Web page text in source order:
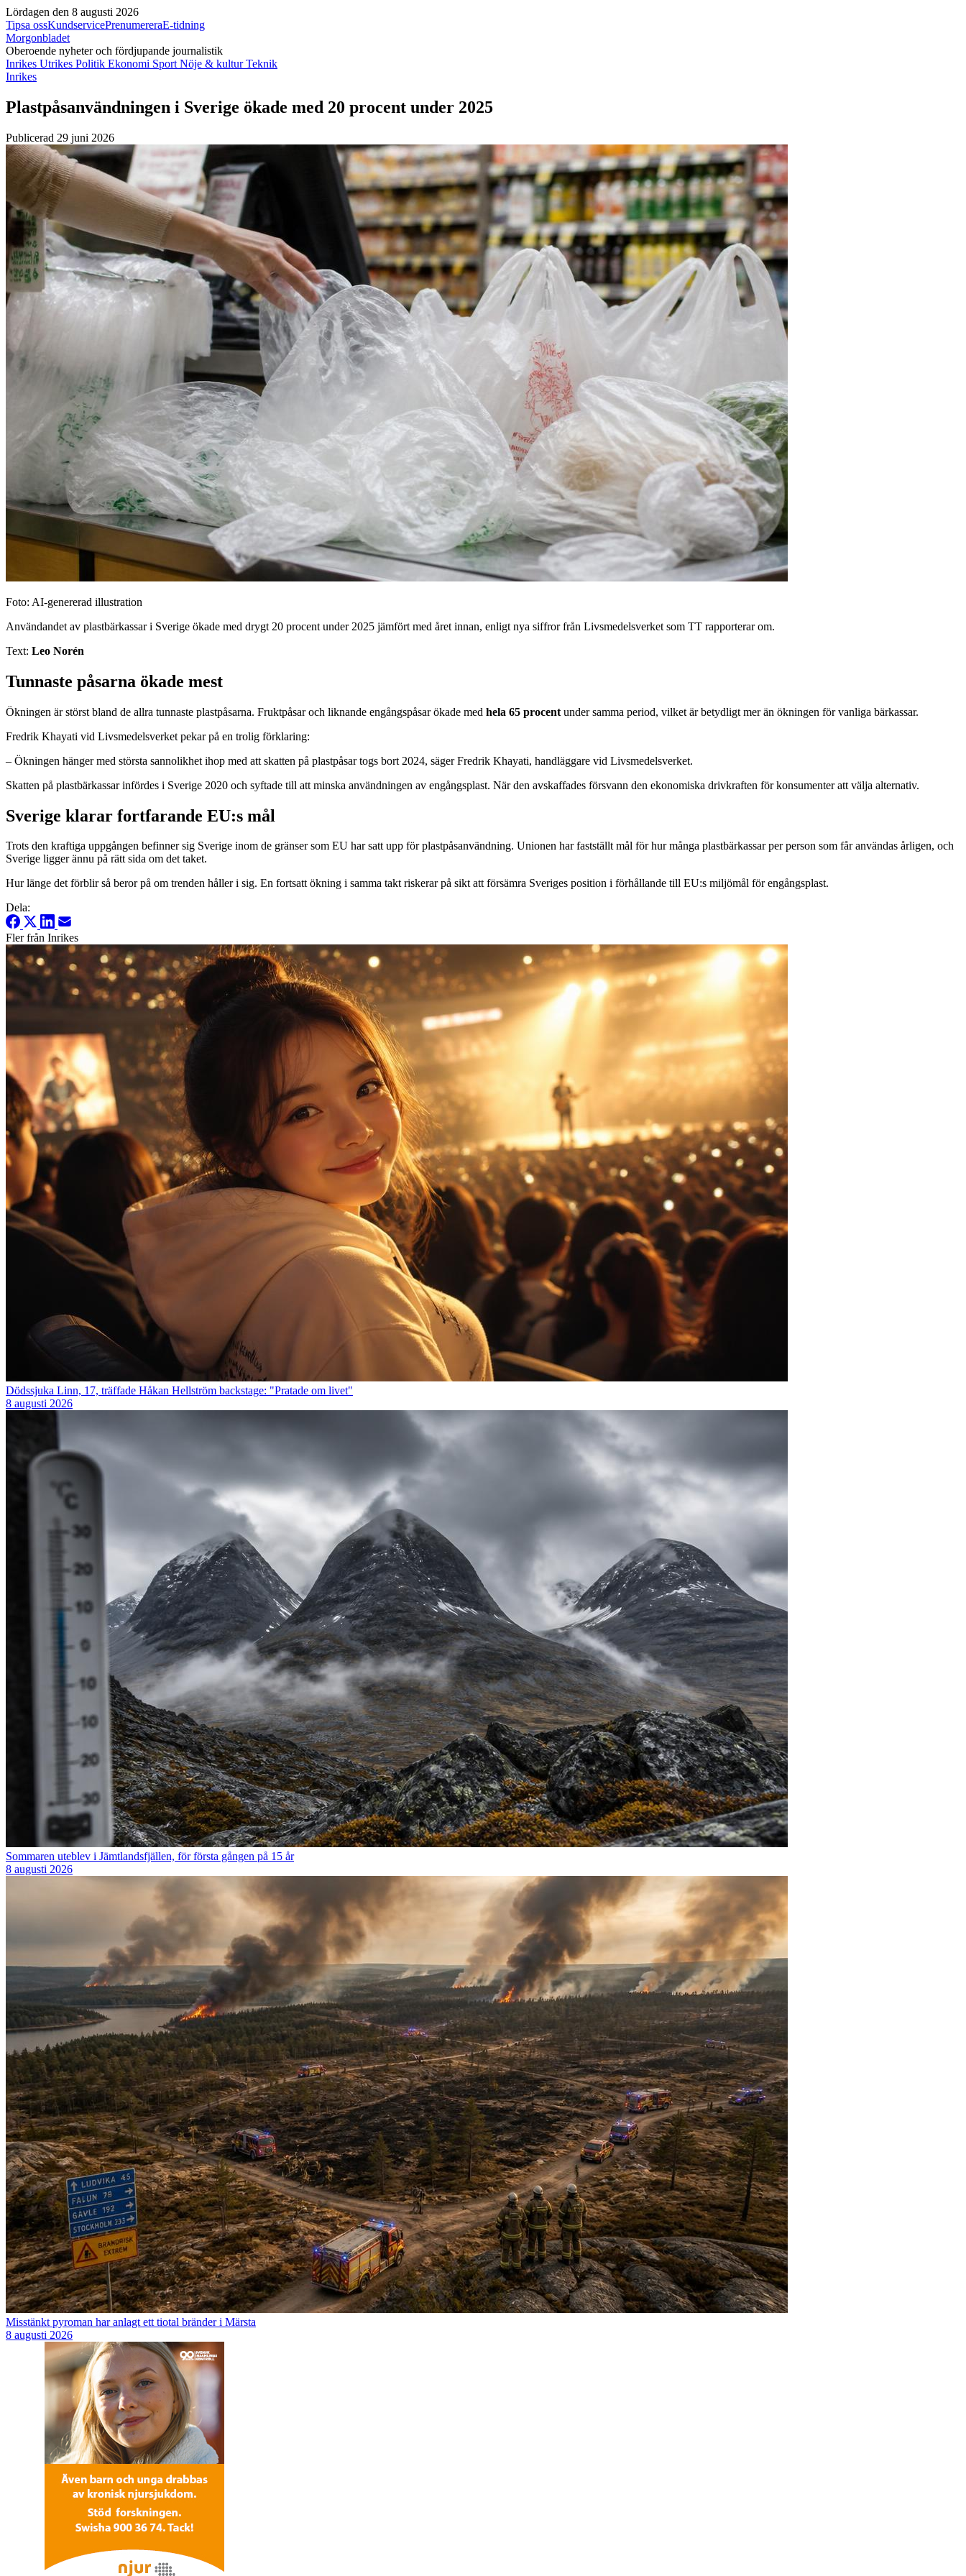
Lördagen den 8 augusti 2026
Tipsa ossKundservicePrenumereraE-tidning
Morgonbladet
Oberoende nyheter och fördjupande journalistik
Inrikes Utrikes Politik Ekonomi Sport Nöje & kulturTeknik
Inrikes
Plastpåsanvändningen i Sverige ökade med 20 procent under 2025
Publicerad 29 juni 2026
Foto: AI-genererad illustration
Användandet av plastbärkassar i Sverige ökade med drygt 20 procent under 2025 jämfört med året innan, enligt nya siffror från Livsmedelsverket som TT rapporterar om.
Text: Leo Norén
Tunnaste påsarna ökade mest
Ökningen är störst bland de allra tunnaste plastpåsarna. Fruktpåsar och liknande engångspåsar ökade med hela 65 procent under samma period, vilket är betydligt mer än ökningen för vanliga bärkassar.
Fredrik Khayati vid Livsmedelsverket pekar på en trolig förklaring:
– Ökningen hänger med största sannolikhet ihop med att skatten på plastpåsar togs bort 2024, säger Fredrik Khayati, handläggare vid Livsmedelsverket.
Skatten på plastbärkassar infördes i Sverige 2020 och syftade till att minska användningen av engångsplast. När den avskaffades försvann den ekonomiska drivkraften för konsumenter att välja alternativ.
Sverige klarar fortfarande EU:s mål
Trots den kraftiga uppgången befinner sig Sverige inom de gränser som EU har satt upp för plastpåsanvändning. Unionen har fastställt mål för hur många plastbärkassar per person som får användas årligen, och
Sverige ligger ännu på rätt sida om det taket.
Hur länge det förblir så beror på om trenden håller i sig. En fortsatt ökning i samma takt riskerar på sikt att försämra Sveriges position i förhållande till EU:s miljömål för engångsplast.
Dela:
Fler från Inrikes
Dödssjuka Linn, 17, träffade Håkan Hellström backstage: "Pratade om livet"
8 augusti 2026
Sommaren uteblev i Jämtlandsfjällen, för första gången på 15 år
8 augusti 2026
Misstänkt pyroman har anlagt ett tiotal bränder i Märsta
8 augusti 2026